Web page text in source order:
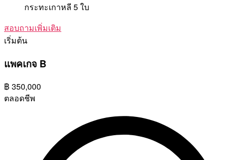
กระทะเกาหลี 5 ใบ
สอบถามเพิ่มเติม
เริ่มต้น
แพคเกจ B
฿ 350,000
ตลอดชีพ